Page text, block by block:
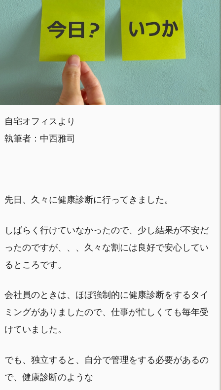
自宅オフィスより
執筆者：中西雅司
先日、久々に健康診断に行ってきました。
しばらく行けていなかったので、少し結果が不安だ
ったのですが、、、久々な割には良好で安心してい
るところです。
会社員のときは、ほぼ強制的に健康診断をするタイ
ミングがありましたので、仕事が忙しくても毎年受
けていました。
でも、独立すると、自分で管理をする必要があるの
で、健康診断のような